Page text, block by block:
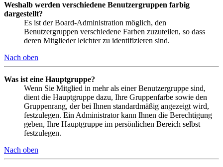
Weshalb werden verschiedene Benutzergruppen farbig
dargestellt?
Es ist der Board-Administration möglich, den
Benutzergruppen verschiedene Farben zuzuteilen, so dass
deren Mitglieder leichter zu identifizieren sind.
Nach oben
Was ist eine Hauptgruppe?
Wenn Sie Mitglied in mehr als einer Benutzergruppe sind,
dient die Hauptgruppe dazu, Ihre Gruppenfarbe sowie den
Gruppenrang, der bei Ihnen standardmäßig angezeigt wird,
festzulegen. Ein Administrator kann Ihnen die Berechtigung
geben, Ihre Hauptgruppe im persönlichen Bereich selbst
festzulegen.
Nach oben